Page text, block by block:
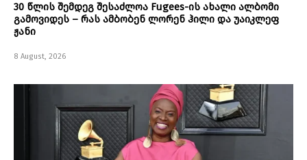
30 წლის შემდეგ შესაძლოა Fugees-ის ახალი ალბომი
გამოვიდეს – რას ამბობენ ლორენ ჰილი და უაიკლეფ
ჟანი
8 August, 2026